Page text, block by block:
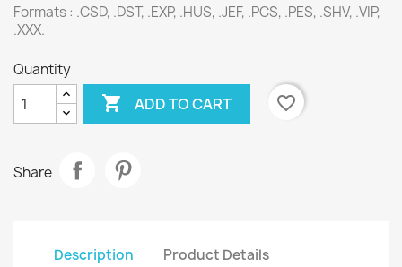
Formats : .CSD, .DST, .EXP, .HUS, .JEF, .PCS, .PES, .SHV, .VIP,
.XXX.
Quantity
 ADD TO CART favorite_border
Share
Description Product Details